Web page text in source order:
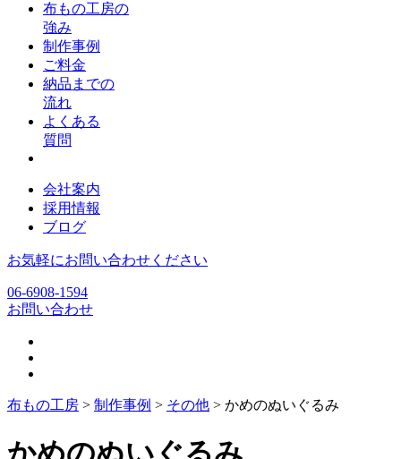
布もの工房の
強み
制作事例
ご料金
納品までの
流れ
よくある
質問
会社案内
採用情報
ブログ
お気軽にお問い合わせください
06-6908-1594
お問い合わせ
布もの工房 > 制作事例 > その他 > かめのぬいぐるみ